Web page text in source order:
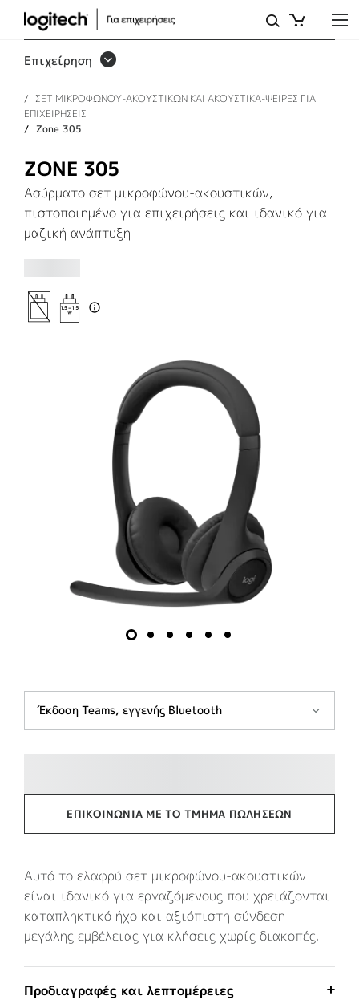
ΑΣΎΡΜΑΤΑ
ΑΚΟΥΣΤΙΚΆ
ZONE
305
ΓΙΑ
ΕΠΙΧΕΙΡΉΣΕΙΣ
Επιχείρηση
ΣΕΤ ΜΙΚΡΟΦΩΝΟΥ-ΑΚΟΥΣΤΙΚΩΝ ΚΑΙ ΑΚΟΥΣΤΙΚΑ-ΨΕΙΡΕΣ ΓΙΑ
ΕΠΙΧΕΙΡΗΣΕΙΣ
Zone 305
ZONE 305
Ασύρματο σετ μικροφώνου-ακουστικών,
πιστοποιημένο για επιχειρήσεις και ιδανικό για
μαζική ανάπτυξη
Έκδοση Teams, εγγενής Bluetooth
ΕΠΙΚΟΙΝΩΝΊΑ ΜΕ ΤΟ ΤΜΉΜΑ ΠΩΛΉΣΕΩΝ
Αυτό το ελαφρύ σετ μικροφώνου-ακουστικών
είναι ιδανικό για εργαζόμενους που χρειάζονται
καταπληκτικό ήχο και αξιόπιστη σύνδεση
μεγάλης εμβέλειας για κλήσεις χωρίς διακοπές.
Προδιαγραφές και λεπτομέρειες